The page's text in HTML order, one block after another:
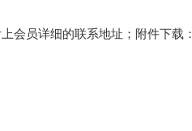
会员详细的联系地址；附件下载：